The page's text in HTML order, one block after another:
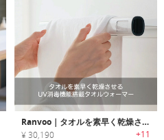
Ranvoo｜タオルを素早く乾燥させるUV消毒機能搭載タオルウォーマー「ランヴー」
¥ 30,190 +11